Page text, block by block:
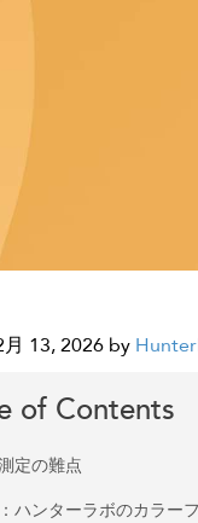
13, 2026 by
of Contents
定の難点
ハンターラボのカラー